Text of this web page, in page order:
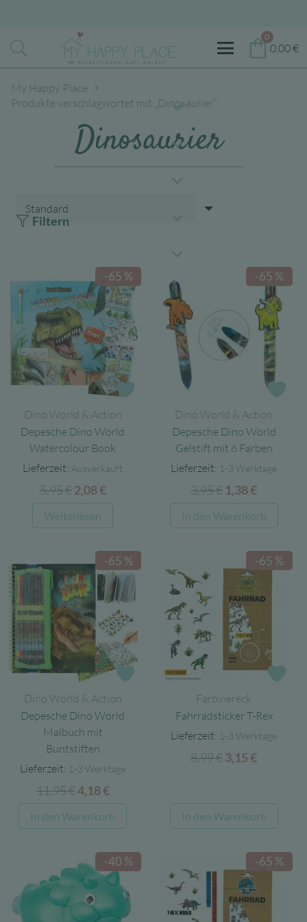
0
0,00€
My Happy Place
Produkte verschlagwortet mit „Dinosaurier“
Dinosaurier
Filtern
Zur Wunschliste
-65 %
Dino World & Action
Depesche Dino World
Watercolour Book
Lieferzeit: Ausverkauft
5,95€ Ursprünglicher
Preis
war:
2,08€Aktueller
Preis
ist:
Weiterlesen
-65 %
Dino World & Action
Depesche Dino World
Gelstift mit 6 Farben
Lieferzeit: 1-3 Werktage
3,95€ Ursprünglicher
Preis
war:
1,38€
Preis
ist:
In den Warenkorb
Zur Wunschliste
-65 %
Dino World & Action
Depesche Dino World
Malbuch mit
Buntstiften
Lieferzeit: 1-3 Werktage
11,95€Ursprünglicher
Preis
war:
4,18€Aktueller
Preis
ist:
In den Warenkorb
-65 %
Farbviereck
Fahrradsticker T-Rex
Lieferzeit: 1-3 Werktage
8,99€Ursprünglicher
8,99 €
3,15€
3,15 €.
In den Warenkorb
-40 % -65 %